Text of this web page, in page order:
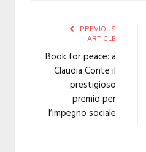
PREVIOUS
ARTICLE
Book for peace: a
Claudia Conte il
prestigioso
premio per
l’impegno sociale